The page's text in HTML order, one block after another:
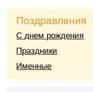
Поздравления
С днем рождения
Праздники
Именные